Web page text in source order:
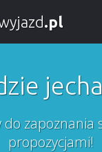
.pl
zapoznania
propozycjami!